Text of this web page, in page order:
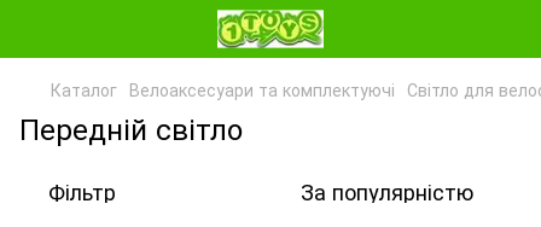
Каталог Велоаксесуари та комплектуючі Світло для
Передній світло
Фільтр За популярністю